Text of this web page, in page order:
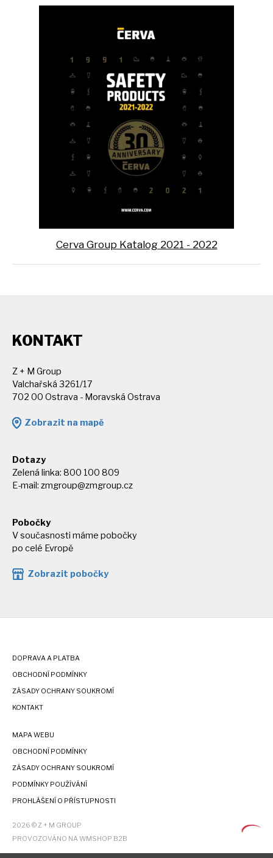
Cerva Group Katalog 2021 - 2022
KONTAKT
Z + M Group
Valchařská 3261/17
702 00 Ostrava - Moravská Ostrava
Zobrazit na mapě
Dotazy
Zelená linka: 800 100 809
E-mail: zmgroup@zmgroup.cz
Pobočky
V současnosti máme pobočky
po celé Evropě
Zobrazit pobočky
DOPRAVA A PLATBA
OBCHODNÍ PODMÍNKY
ZÁSADY OCHRANY SOUKROMÍ
KONTAKT
MAPA WEBU
OBCHODNÍ PODMÍNKY
ZÁSADY OCHRANY SOUKROMÍ
PODMÍNKY POUŽÍVÁNÍ
PROHLÁŠENÍ O PŘÍSTUPNOSTI
2026 © Z + M GROUP
PROVOZOVÁNO NA WMSHOP B2B